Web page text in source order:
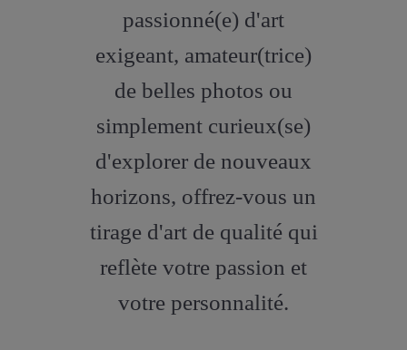
passionné(e) d'art
exigeant, amateur(trice)
de belles photos ou
simplement curieux(se)
d'explorer de nouveaux
horizons, offrez-vous un
tirage d'art de qualité qui
reflète votre passion et
votre personnalité.